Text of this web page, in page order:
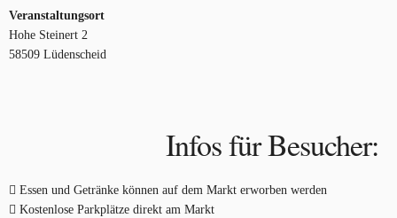
Veranstaltungsort
Hohe Steinert 2
58509 Lüdenscheid
Infos für Besucher:
Essen und Getränke können auf dem Markt erworben werden
Kostenlose Parkplätze direkt am Markt